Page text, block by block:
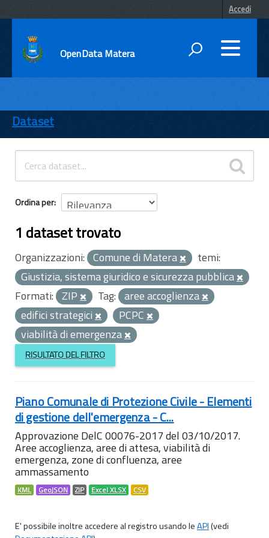
Accedi
OpenData Matera
ENTI
TEMI
INFORMAZIONI
Dataset
Ordina per
1 dataset trovato
Organizzazioni: Comune di Matera
temi:
Giustizia, sistema giuridico e sicurezza pubblica
Formati: ZIP Tag: aree accoglienza
edifici strategici
PCPC
viabilità di emergenza
RISULTATO DEL FILTRO
Piano Comunale di Protezione Civile - Elementi
di gestione dell'emergenza - C...
Approvazione DelC 00076-2017 del 03/10/2017.
Aree accoglienza, aree di attesa, viabilità di
emergenza, zone di confluenza, aree
ammassamento
KML GeoJSON ZIP Excel XLSX CSV
E' possibile inoltre accedere al registro usando leAPI(vedi